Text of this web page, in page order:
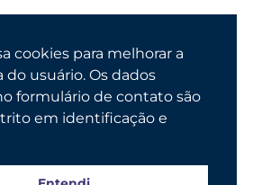
cookies para melhorar a
do usuário. Os dados
formulário de contato são
em identificação e